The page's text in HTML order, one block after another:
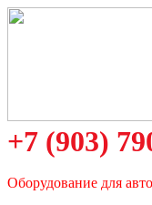
+7 (903)
Оборудование для